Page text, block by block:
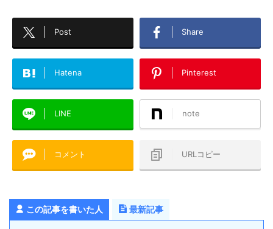
Post Share
Hatena Pinterest
LINE note
コメント URLコピー
この記事を書いた人 最新記事